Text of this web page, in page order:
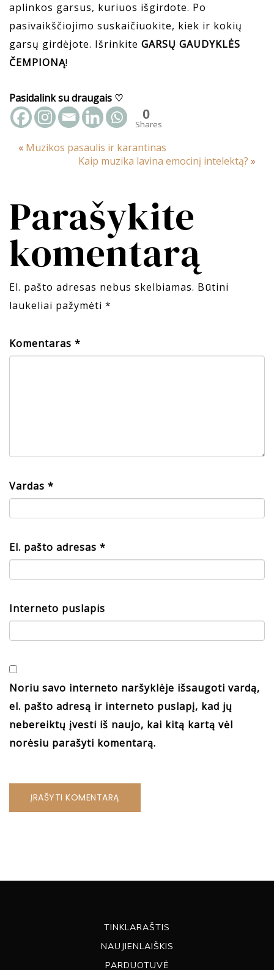
aplinkos garsus, kuriuos išgirdote. Po
pasivaikščiojimo suskaičiuokite, kiek ir kokių
garsų girdėjote. Išrinkite GARSŲ GAUDYKLĖS
ČEMPIONĄ!
Pasidalink su draugais ♡
0
Shares
« Muzikos pasaulis ir karantinas
Kaip muzika lavina emocinį intelektą? »
Parašykite
komentarą
El. pašto adresas nebus skelbiamas. Būtini
laukeliai pažymėti *
Komentaras *
Vardas *
El. pašto adresas *
Interneto puslapis
Noriu savo interneto naršyklėje išsaugoti vardą,
el. pašto adresą ir interneto puslapį, kad jų
nebereiktų įvesti iš naujo, kai kitą kartą vėl
norėsiu parašyti komentarą.
TINKLARAŠTIS
NAUJIENLAIŠKIS
PARDUOTUVĖ